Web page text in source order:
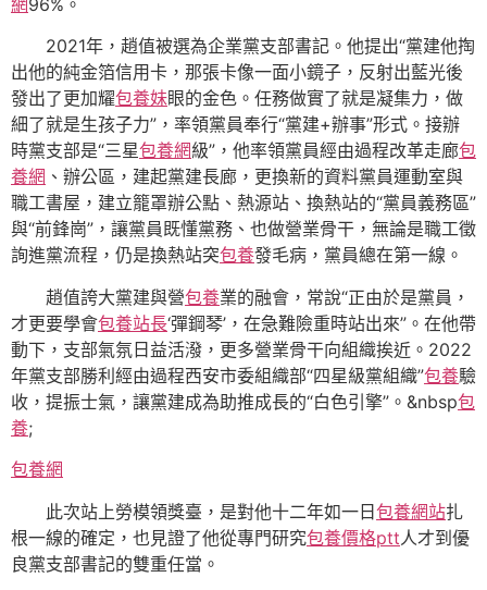
2021年，趙值被選為企業黨支部書記。他提出“黨建他掏
出他的純金箔信用卡，那張卡像一面小鏡子，反射出藍光後
發出了更加耀包養妹眼的金色。任務做實了就是凝集力，做
細了就是生孩子力”，率領黨員奉行“黨建+辦事”形式。接辦
時黨支部是“三星包養網級”，他率領黨員經由過程改革走廊包
養網 、辦公區，建起黨建長廊，更換新的資料黨員運動室與
職工書屋，建立籠罩辦公點、熱源站、換熱站的“黨員義務區”
與“前鋒崗”，讓黨員既懂黨務、也做營業骨干，無論是職工徵
詢進黨流程，仍是換熱站突包養發毛病，黨員總在第一線。
趙值誇大黨建與營包養業的融會，常說“正由於是黨員，
才更要學會包養站長‘彈鋼琴’，在急難險重時站出來”。在他帶
動下，支部氣氛日益活潑，更多營業骨干向組織挨近。2022
年黨支部勝利經由過程西安市委組織部“四星級黨組織”包養驗
收，提振士氣，讓黨建成為助推成長的“白色引擎”。&nbsp包
養;
包養網
此次站上勞模領獎臺，是對他十二年如一日包養網站扎
根一線的確定，也見證了他從專門研究包養價格ptt人才到優
良黨支部書記的雙重任當。